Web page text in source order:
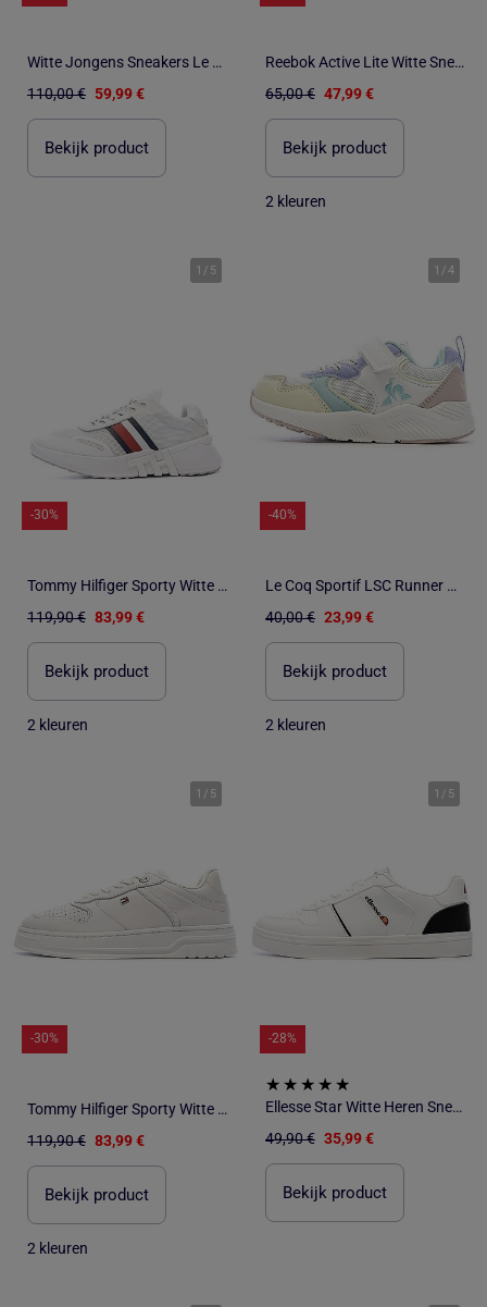
Witte Jongens Sneakers Le Coq Sportif Oly R1100
110,00 € 59,99 €
Bekijk product
Reebok Active Lite Witte Sneakers voor Dames en Heren
65,00 € 47,99 €
Bekijk product
2 kleuren
1 / 5
-30%
Tommy Hilfiger Sporty Witte Dames Sneakers
119,90 € 83,99 €
Bekijk product
2 kleuren
1 /4
-40%
Le Coq Sportif LSC Runner Witte Meisjes Sneakers
40,00 € 23,99 €
Bekijk product
2 kleuren
1 / 5
-30%
Tommy Hilfiger Sporty Witte Dames Sneakers
119,90 € 83,99 €
Bekijk product
2 kleuren
1 / 5
-28%
Ellesse Star Witte Heren Sneakers
49,90 € 35,99 €
Bekijk product